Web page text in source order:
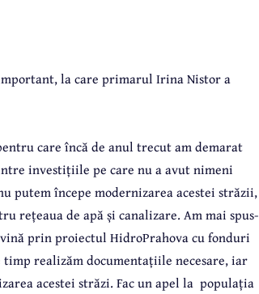
la care primarul Irina Nistor a
care încă de anul trecut am demarat
investițiile pe care nu a avut nimeni
putem începe modernizarea acestei străzii,
rețeaua de apă și canalizare. Am mai spus-
prin proiectul HidroPrahova cu fonduri
realizăm documentațiile necesare, iar
acestei străzi. Fac un apel la populația